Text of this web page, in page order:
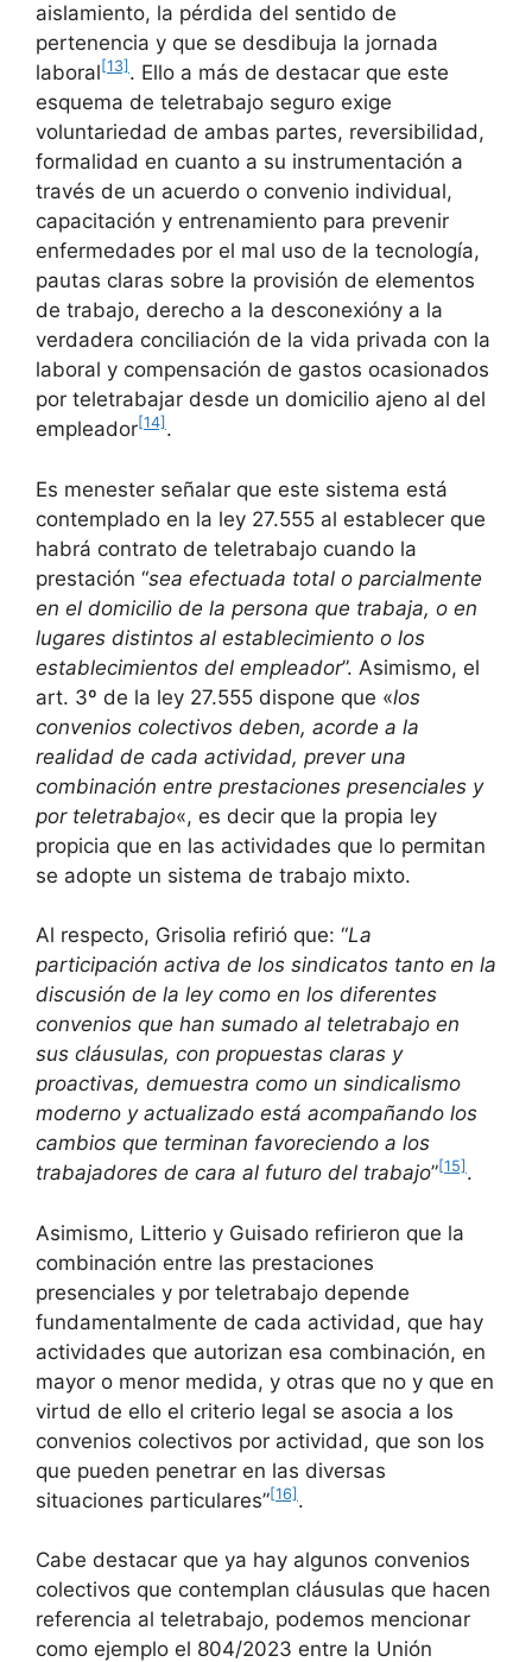
aislamiento, la pérdida del sentido de
pertenencia y que se desdibuja la jornada
laboral [13] . Ello a más de destacar que este
esquema de teletrabajo seguro exige
voluntariedad de ambas partes, reversibilidad,
formalidad en cuanto a su instrumentación a
través de un acuerdo o convenio individual,
capacitación y entrenamiento para prevenir
enfermedades por el mal uso de la tecnología,
pautas claras sobre la provisión de elementos
de trabajo, derecho a la desconexióny a la
verdadera conciliación de la vida privada con la
laboral y compensación de gastos ocasionados
por teletrabajar desde un domicilio ajeno al del
empleador[14] .
Es menester señalar que este sistema está
contemplado en la ley 27.555 al establecer que
habrá contrato de teletrabajo cuando la
prestación “sea efectuada total o parcialmente
en el domicilio de la persona que trabaja, o en
lugares distintos al establecimiento o los
establecimientos del empleador”. Asimismo, el
art. 3º de la ley 27.555 dispone que «los
convenios colectivos deben, acorde a la
realidad de cada actividad, prever una
combinación entre prestaciones presenciales y
por teletrabajo«, es decir que la propia ley
propicia que en las actividades que lo permitan
se adopte un sistema de trabajo mixto.
Al respecto, Grisolia refirió que: “La
participación activa de los sindicatos tanto en la
discusión de la ley como en los diferentes
convenios que han sumado al teletrabajo en
sus cláusulas, con propuestas claras y
proactivas, demuestra como un sindicalismo
moderno y actualizado está acompañando los
cambios que terminan favoreciendo a los
trabajadores de cara al futuro del trabajo”[15] .
Asimismo, Litterio y Guisado refirieron que la
combinación entre las prestaciones
presenciales y por teletrabajo depende
fundamentalmente de cada actividad, que hay
actividades que autorizan esa combinación, en
mayor o menor medida, y otras que no y que en
virtud de ello el criterio legal se asocia a los
convenios colectivos por actividad, que son los
que pueden penetrar en las diversas
situaciones particulares”[16] .
Cabe destacar que ya hay algunos convenios
colectivos que contemplan cláusulas que hacen
referencia al teletrabajo, podemos mencionar
como ejemplo el 804/2023 entre la Unión